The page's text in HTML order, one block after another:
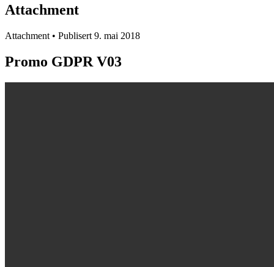
Attachment
Attachment • Publisert 9. mai 2018
Promo GDPR V03